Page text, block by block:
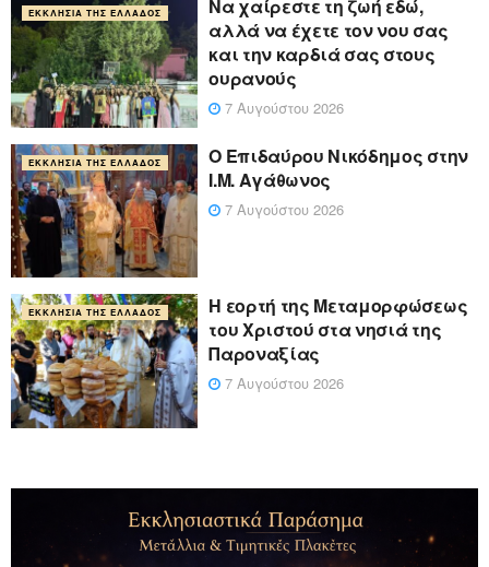
ΕΚΚΛΗΣΊΑ ΤΗΣ ΕΛΛΆΔΟΣ
Να χαίρεστε τη ζωή εδώ,
αλλά να έχετε τον νου σας
και την καρδιά σας στους
ουρανούς
7 Αυγούστου 2026
ΕΚΚΛΗΣΊΑ ΤΗΣ ΕΛΛΆΔΟΣ
Ο Επιδαύρου Νικόδημος στην
Ι.Μ. Αγάθωνος
7 Αυγούστου 2026
ΕΚΚΛΗΣΊΑ ΤΗΣ ΕΛΛΆΔΟΣ
Η εορτή της Μεταμορφώσεως
του Χριστού στα νησιά της
Παροναξίας
7 Αυγούστου 2026